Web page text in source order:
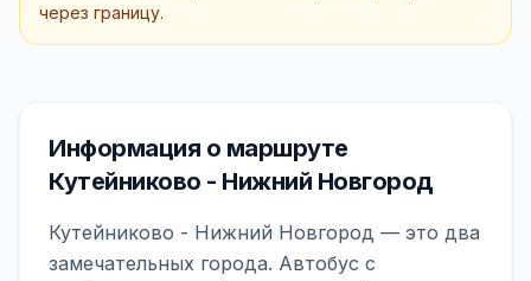
через границу.
Информация о маршруте
Кутейниково - Нижний Новгород
Кутейниково - Нижний Новгород — это два
замечательных города. Автобус с